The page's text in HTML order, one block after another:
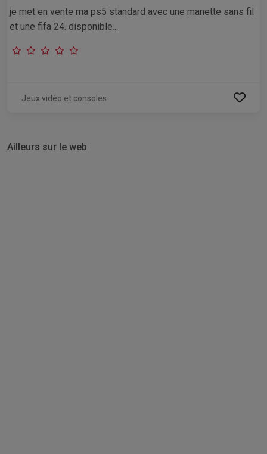
je met en vente ma ps5 standard avec une manette sans fil
et une fifa 24. disponible...
Jeux vidéo et consoles
Ailleurs sur le web